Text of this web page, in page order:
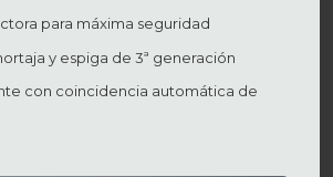
para máxima seguridad
y espiga de 3ª generación
con coincidencia automática de